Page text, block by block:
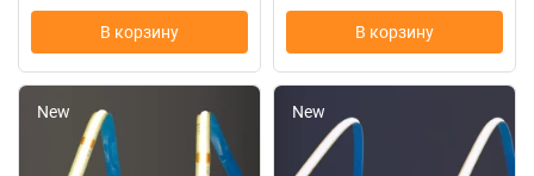
В корзину В корзину
New New